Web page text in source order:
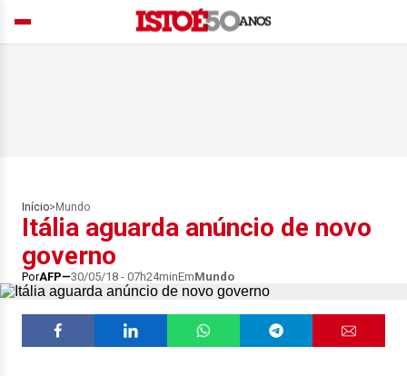
Início> Mundo
Itália aguarda anúncio de novo
governo
PorAFP 30/05/18 - 07h24minEmMundo